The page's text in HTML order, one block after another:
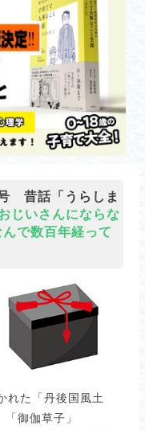
昔話「うらしま
じいさんにならな
で数百年経って
れた「丹後国風土
御伽草子」